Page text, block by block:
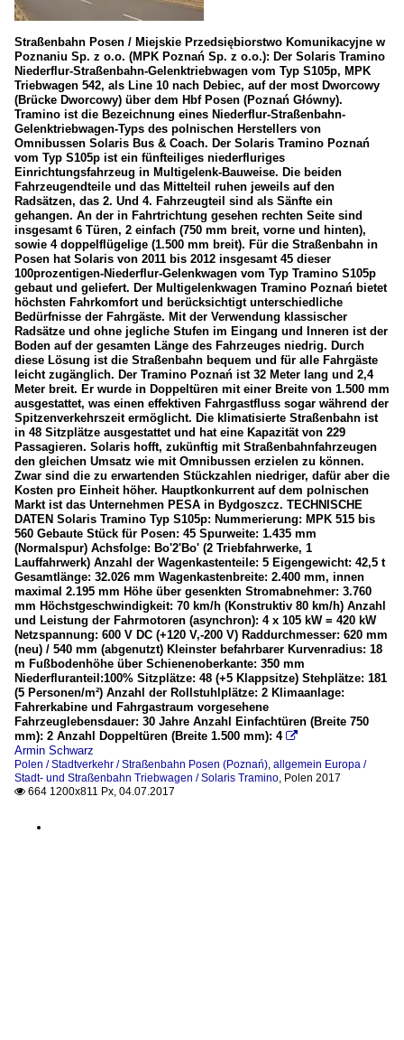
Straßenbahn Posen / Miejskie Przedsiębiorstwo Komunikacyjne w
Poznaniu Sp. z o.o. (MPK Poznań Sp. z o.o.): Der Solaris Tramino
Niederflur-Straßenbahn-Gelenktriebwagen vom Typ S105p, MPK
Triebwagen 542, als Line 10 nach Debiec, auf der most Dworcowy
(Brücke Dworcowy) über dem Hbf Posen (Poznań Główny).
Tramino ist die Bezeichnung eines Niederflur-Straßenbahn-
Gelenktriebwagen-Typs des polnischen Herstellers von
Omnibussen Solaris Bus & Coach. Der Solaris Tramino Poznań
vom Typ S105p ist ein fünfteiliges niederfluriges
Einrichtungsfahrzeug in Multigelenk-Bauweise. Die beiden
Fahrzeugendteile und das Mittelteil ruhen jeweils auf den
Radsätzen, das 2. Und 4. Fahrzeugteil sind als Sänfte ein
gehangen. An der in Fahrtrichtung gesehen rechten Seite sind
insgesamt 6 Türen, 2 einfach (750 mm breit, vorne und hinten),
sowie 4 doppelflügelige (1.500 mm breit). Für die Straßenbahn in
Posen hat Solaris von 2011 bis 2012 insgesamt 45 dieser
100prozentigen-Niederflur-Gelenkwagen vom Typ Tramino S105p
gebaut und geliefert. Der Multigelenkwagen Tramino Poznań bietet
höchsten Fahrkomfort und berücksichtigt unterschiedliche
Bedürfnisse der Fahrgäste. Mit der Verwendung klassischer
Radsätze und ohne jegliche Stufen im Eingang und Inneren ist der
Boden auf der gesamten Länge des Fahrzeuges niedrig. Durch
diese Lösung ist die Straßenbahn bequem und für alle Fahrgäste
leicht zugänglich. Der Tramino Poznań ist 32 Meter lang und 2,4
Meter breit. Er wurde in Doppeltüren mit einer Breite von 1.500 mm
ausgestattet, was einen effektiven Fahrgastfluss sogar während der
Spitzenverkehrszeit ermöglicht. Die klimatisierte Straßenbahn ist
in 48 Sitzplätze ausgestattet und hat eine Kapazität von 229
Passagieren. Solaris hofft, zukünftig mit Straßenbahnfahrzeugen
den gleichen Umsatz wie mit Omnibussen erzielen zu können.
Zwar sind die zu erwartenden Stückzahlen niedriger, dafür aber die
Kosten pro Einheit höher. Hauptkonkurrent auf dem polnischen
Markt ist das Unternehmen PESA in Bydgoszcz. TECHNISCHE
DATEN Solaris Tramino Typ S105p: Nummerierung: MPK 515 bis
560 Gebaute Stück für Posen: 45 Spurweite: 1.435 mm
(Normalspur) Achsfolge: Bo'2'Bo' (2 Triebfahrwerke, 1
Lauffahrwerk) Anzahl der Wagenkastenteile: 5 Eigengewicht: 42,5 t
Gesamtlänge: 32.026 mm Wagenkastenbreite: 2.400 mm, innen
maximal 2.195 mm Höhe über gesenkten Stromabnehmer: 3.760
mm Höchstgeschwindigkeit: 70 km/h (Konstruktiv 80 km/h) Anzahl
und Leistung der Fahrmotoren (asynchron): 4 x 105 kW = 420 kW
Netzspannung: 600 V DC (+120 V,-200 V) Raddurchmesser: 620 mm
(neu) / 540 mm (abgenutzt) Kleinster befahrbarer Kurvenradius: 18
m Fußbodenhöhe über Schienenoberkante: 350 mm
Niederfluranteil:100% Sitzplätze: 48 (+5 Klappsitze) Stehplätze: 181
(5 Personen/m²) Anzahl der Rollstuhlplätze: 2 Klimaanlage:
Fahrerkabine und Fahrgastraum vorgesehene
Fahrzeuglebensdauer: 30 Jahre Anzahl Einfachtüren (Breite 750
mm): 2 Anzahl Doppeltüren (Breite 1.500 mm): 4 
Armin Schwarz
Polen / Stadtverkehr / Straßenbahn Posen (Poznań), allgemein Europa /
Stadt- und Straßenbahn Triebwagen / Solaris Tramino, Polen 2017
 664 1200x811 Px, 04.07.2017